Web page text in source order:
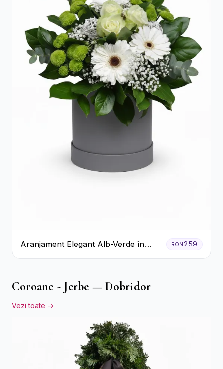
Aranjament Elegant Alb-Verde în
Cutie Gri
RON259
Coroane - Jerbe — Dobridor
Vezi toate →